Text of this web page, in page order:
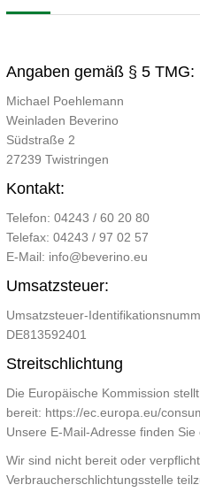
Angaben gemäß § 5 TMG:
Michael Poehlemann
Weinladen Beverino
Südstraße 2
27239 Twistringen
Kontakt:
Telefon: 04243 / 60 20 80
Telefax: 04243 / 97 02 57
E-Mail: info@beverino.eu
Umsatzsteuer:
Umsatzsteuer-
DE813592401
Streitschlichtung
Die Europäische Kommission
bereit: https://ec.europa.eu/
Unsere E-Mail-Adresse finden Sie
Wir sind nicht bereit oder
Verbraucherschlichtungsstelle